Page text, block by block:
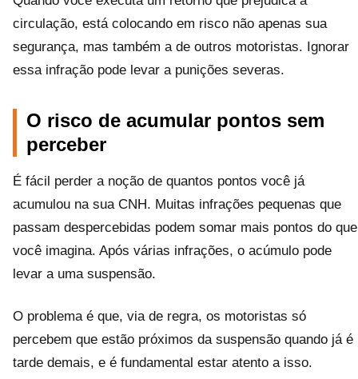
circulação, está colocando em risco não apenas sua
segurança, mas também a de outros motoristas. Ignorar
essa infração pode levar a punições severas.
O risco de acumular pontos sem
perceber
É fácil perder a noção de quantos pontos você já
acumulou na sua CNH. Muitas infrações pequenas que
passam despercebidas podem somar mais pontos do que
você imagina. Após várias infrações, o acúmulo pode
levar a uma suspensão.
O problema é que, via de regra, os motoristas só
percebem que estão próximos da suspensão quando já é
tarde demais, e é fundamental estar atento a isso.